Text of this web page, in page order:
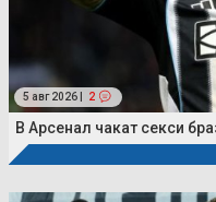
5 авг 2026 | 2
В Арсенал чакат секси